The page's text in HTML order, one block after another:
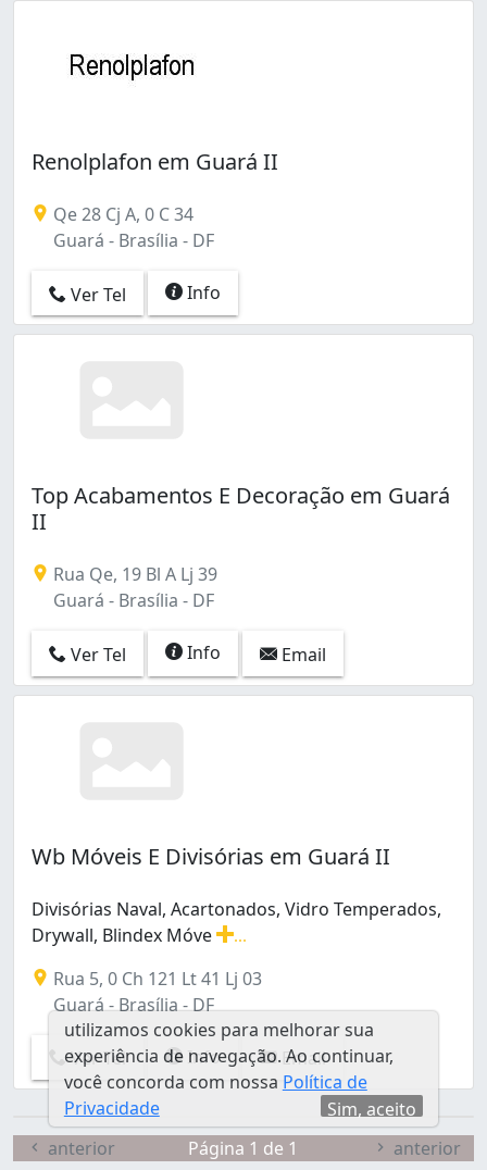
Renolplafon em Guará II
Qe 28 Cj A, 0 C 34
Guará - Brasília - DF
Ver Tel Info
Top Acabamentos E Decoração em Guará
II
Rua Qe, 19 Bl A Lj 39
Guará - Brasília - DF
Ver Tel Info Email
Wb Móveis E Divisórias em Guará II
Divisórias Naval, Acartonados, Vidro Temperados,
Drywall, Blindex Móve
Rua 5, 0 Ch 121 Lt 41 Lj 03
Guará - Brasília - DF
Ver Tel Info Email
anterior Página 1 de 1 anterior
utilizamos cookies para melhorar sua
experiência de navegação. Ao continuar,
você concorda com nossa Política de
Privacidade
Sim, aceito